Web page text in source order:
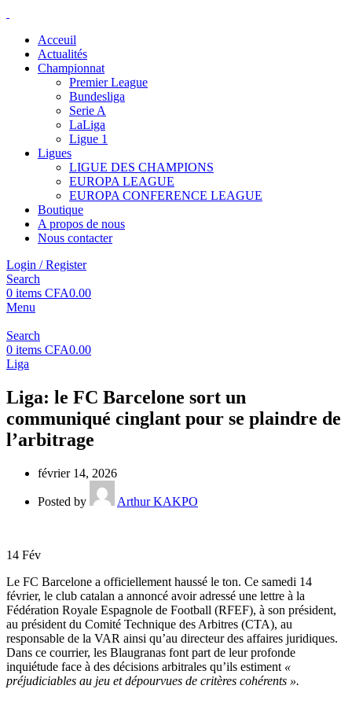
Acceuil
Actualités
Championnat
Premier League
Bundesliga
Serie A
LaLiga
Ligue 1
Ligues
LIGUE DES CHAMPIONS
EUROPA LEAGUE
EUROPA CONFERENCE LEAGUE
Boutique
A propos de nous
Nous contacter
Login / Register
Search
0 items CFA0.00
Menu
Search
0 items CFA0.00
Liga
Liga: le FC Barcelone sort un
communiqué cinglant pour se plaindre de
l’arbitrage
février 14, 2026
Posted by Arthur KAKPO
14 Fév
Le FC Barcelone a officiellement haussé le ton. Ce samedi 14
février, le club catalan a annoncé avoir adressé une lettre à la
Fédération Royale Espagnole de Football (RFEF), à son président,
au président du Comité Technique des Arbitres (CTA), au
responsable de la VAR ainsi qu’au directeur des affaires juridiques.
Dans ce courrier, les Blaugranas font part de leur profonde
inquiétude face à des décisions arbitrales qu’ils estiment «
préjudiciables au jeu et dépourvues de critères cohérents ».